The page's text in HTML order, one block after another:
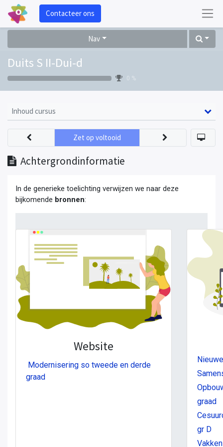
Contacteer ons
Nav
Duits S II-Dui-d
0 %
Inhoud cursus
Achtergrondinformatie
Zet op voltooid
In de generieke toelichting verwijzen we naar deze
bijkomende bronnen:
Website
Modernisering so tweede en derde
graad
graad
gr D